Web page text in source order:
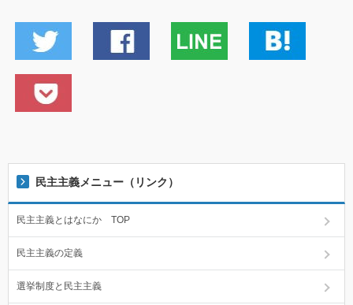
民主主義メニュー（リンク）
民主主義とはなにか TOP
民主主義の定義
選挙制度と民主主義